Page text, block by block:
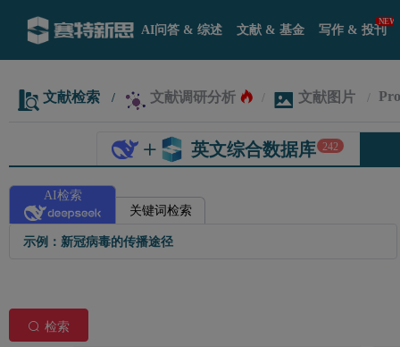
AI问答 & 综述 文献 & 基金 写作 & 投刊
文献检索 / 文献调研分析 / 文献图片 /
英文综合数据库 242
AI检索
关键词检索
检索